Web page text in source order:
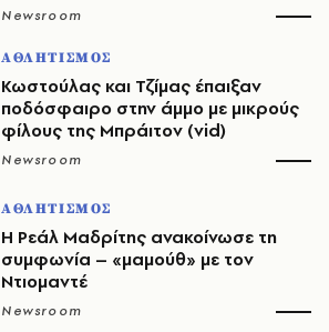
Newsroom
ΑΘΛΗΤΙΣΜΟΣ
Κωστούλας και Τζίμας έπαιξαν
ποδόσφαιρο στην άμμο με μικρούς
φίλους της Μπράιτον (vid)
Newsroom
ΑΘΛΗΤΙΣΜΟΣ
Η Ρεάλ Μαδρίτης ανακοίνωσε τη
συμφωνία – «μαμούθ» με τον
Ντιομαντέ
Newsroom